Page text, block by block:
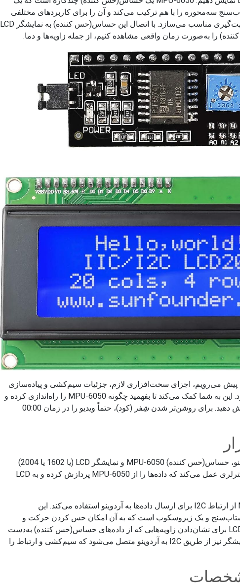
سه‌محوره را با هم ترکیب می‌کند و آن را برای کاربردهای مختلفی
مانند تشخیص حرکت و تعیین جهت‌گیری مناسب می‌سازد. با اتصال این حساس(حس کننده) به نمایشگر LCD
را به‌صورت زمان واقعی مشاهده کنیم، از جمله زاویه‌ها و دما.
می‌رویم، اجزای سخت‌افزاری لازم، جزئیات سیم‌کشی و پیاده‌سازی
شِفر (کود) را بررسی خواهیم کرد. این به شما کمک می‌کند تا بفهمید چگونه MPU-6050 را راه‌اندازی کرده و
خروجی آن را روی یک LCD نمایش دهید. برای روشن‌تر شدن شِفر (کود)، حتماً ویدیو را در زمان 00:00
اجزای اصلی این پروژه برد آردوینو، حساس(حس کننده) MPU-6050 و نمایشگر LCD (یا 1602 یا 2004)
هستند. آردوینو به‌عنوان میکروکنترلری عمل می‌کند که داده‌ها را از MPU-6050 پردازش کرده و به LCD
حساس(حس کننده) MPU-6050 از ارتباط I2C برای ارسال داده‌ها به آردوینو استفاده می‌کند. این
و یک ژیروسکوپ است که به آن امکان حس کردن حرکت و
جهت‌گیری را می‌دهد. نمایشگر LCD برای نشان‌دادن زاویه‌هایی که از داده‌های حساس(حس کننده) به‌دست
آمده‌اند استفاده می‌شود. این نمایشگر نیز از طریق I2C به آردوینو متصل می‌شود که سیم‌کشی و ارتباط را